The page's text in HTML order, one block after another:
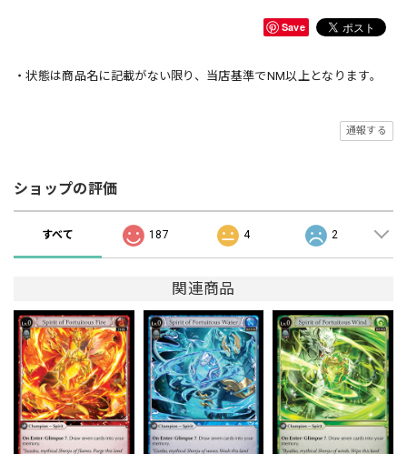
Save
・状態は商品名に記載がない限り、当店基準でNM以上となります。
通報する
ショップの評価
すべて 187 4 2
関連商品